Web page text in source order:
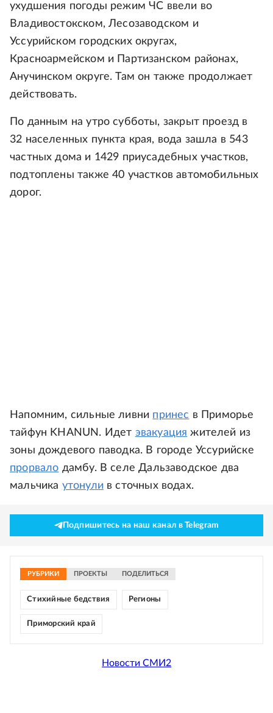
ухудшения погоды режим ЧС ввели во
Владивостокском, Лесозаводском и
Уссурийском городских округах,
Красноармейском и Партизанском районах,
Анучинском округе. Там он также продолжает
действовать.
По данным на утро субботы, закрыт проезд в
32 населенных пункта края, вода зашла в 543
частных дома и 1429 приусадебных участков,
подтоплены также 40 участков автомобильных
дорог.
Напомним, сильные ливни принес в Приморье
тайфун KHANUN. Идет эвакуация жителей из
зоны дождевого паводка. В городе Уссурийске
прорвало дамбу. В селе Дальзаводское два
мальчика утонули в сточных водах.
Подпишитесь на наш канал в Telegram
РУБРИКИ ПРОЕКТЫ ПОДЕЛИТЬСЯ
Стихийные бедствия Регионы
Приморский край
Новости СМИ2